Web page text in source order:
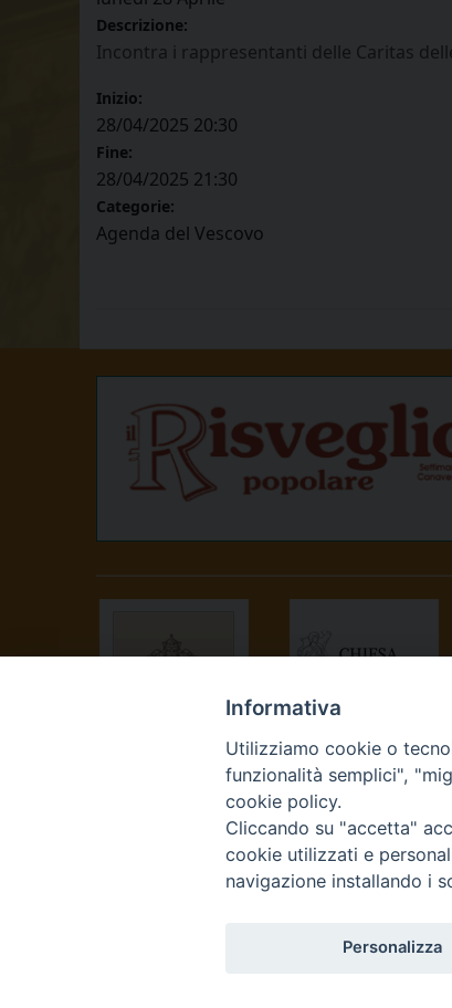
Descrizione:
Incontra i rappresentanti delle Caritas
Inizio:
28/04/2025 20:30
Fine:
28/04/2025 21:30
Categorie:
Agenda del Vescovo
CONFERENZA
EPISCOPALE
ITALIANA
Curia Vescovile
Informativa
Utilizziamo cookie o
funzionalità semplici",
cookie policy.
Cliccando su "accetta"
cookie utilizzati e
navigazione installando i
Personalizza